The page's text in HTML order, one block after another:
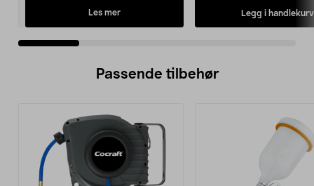
Les mer Legg i handlekurv
Passende tilbehør